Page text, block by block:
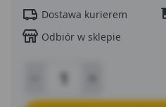
Dostawa kurierem
Odbiór w sklepie